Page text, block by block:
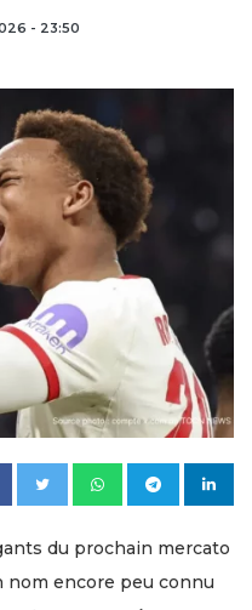
- 23:50
du prochain mercato
nom encore peu connu